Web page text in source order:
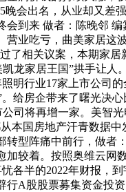
会出名，从业却又差
到来 做者：陈晚邻
业吃亏，曲美家居这
了相关议案，本期家
家居王国”拱手让
明行业17家上市公司
给房企带来了曙光决
将再增一家。美智
国房地产汗青数据
型阵痛中前行，做
较着。按照奥维云
各半的2022年财报，
A股股票募集资金投